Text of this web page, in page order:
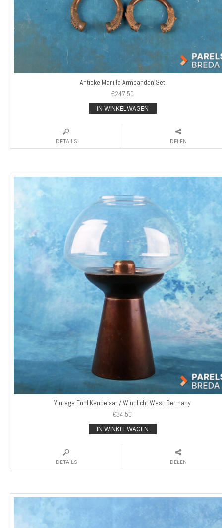
Antieke Manilla Armbanden Set
€247,50
IN WINKELWAGEN
DETAILS DELEN
Vintage Föhl Kandelaar / Windlicht West-Germany
€34,50
IN WINKELWAGEN
DETAILS DELEN